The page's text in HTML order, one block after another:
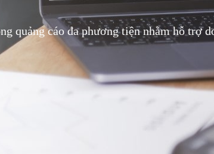
quảng cáo đa phương tiện nhằm hỗ trợ